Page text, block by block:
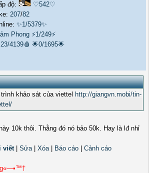
độ:
♡542♡
207/82
✨1/5379✨
Phong ⚡1/249⚡
4139🩸 🌟0/1695🌟
khảo sát của viettel http://giangvn.mobi/tin-
10k thôi. Thằng đó nó bảo 50k. Hay là lđ nhỉ
viết| Sửa| Xóa| Báo cáo
Cảnh cáo